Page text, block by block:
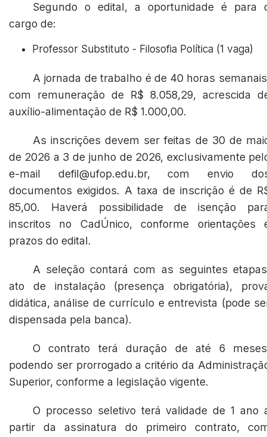
Segundo o edital, a oportunidade é para
cargo de:
Professor Substituto - Filosofia Política (1 vaga)
A jornada de trabalho é de 40 horas
com remuneração de R$ 8.058,29, acrescida
auxílio-alimentação de R$ 1.000,00.
As inscrições devem ser feitas de 30 de
de 2026 a 3 de junho de 2026, exclusivamente
e-mail defil@ufop.edu.br, com envio
documentos exigidos. A taxa de inscrição é de
85,00. Haverá possibilidade de isenção
inscritos no CadÚnico, conforme orientações
prazos do edital.
A seleção contará com as seguintes
ato de instalação (presença obrigatória),
didática, análise de currículo e entrevista (pode
dispensada pela banca).
O contrato terá duração de até 6
podendo ser prorrogado a critério da
Superior, conforme a legislação vigente.
O processo seletivo terá validade de 1 ano
partir da assinatura do primeiro contrato,